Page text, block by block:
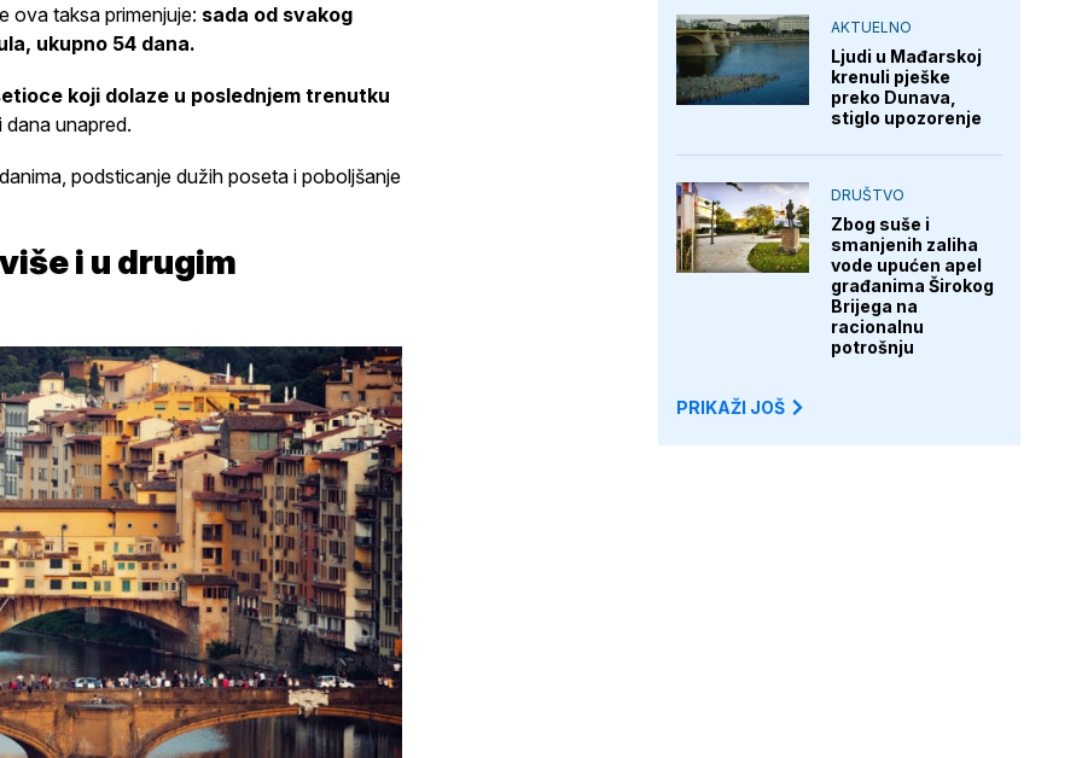
ova taksa primenjuje: sada od svakog
ukupno 54 dana.
koji dolaze u poslednjem trenutku
dana unapred.
podsticanje dužih poseta i poboljšanje
i u drugim
AKTUELNO
Ljudi u Mađarskoj
krenuli pješke
preko Dunava,
stiglo upozorenje
DRUŠTVO
Zbog suše i
smanjenih zaliha
vode upućen apel
građanima Širokog
Brijega na
racionalnu
potrošnju
PRIKAŽI JOŠ